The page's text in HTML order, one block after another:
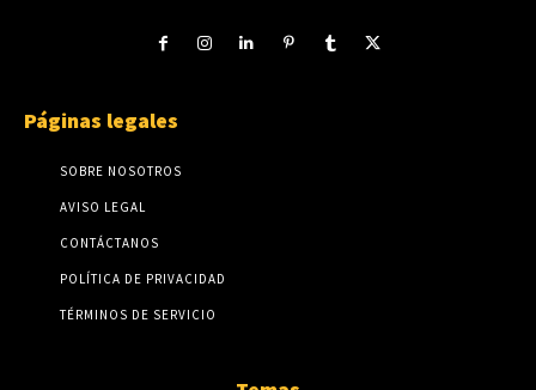
Páginas legales
SOBRE NOSOTROS
AVISO LEGAL
CONTÁCTANOS
POLÍTICA DE PRIVACIDAD
TÉRMINOS DE SERVICIO